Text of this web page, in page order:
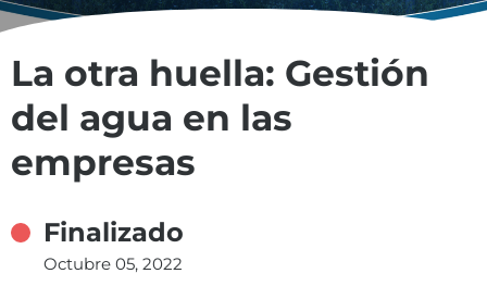
La otra huella: Gestión
del agua en las
empresas
Finalizado
Octubre 05, 2022